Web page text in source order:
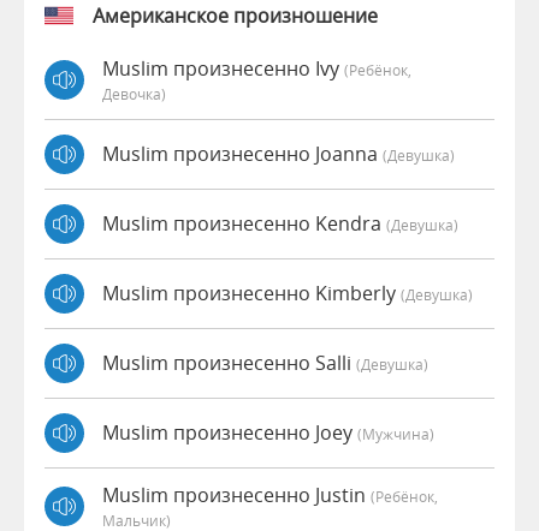
Американское произношение
Muslim произнесенно Ivy (Ребёнок,
Девочка)
Muslim произнесенно Joanna (девушка)
Muslim произнесенно Kendra (девушка)
Muslim произнесенно Kimberly (девушка)
Muslim произнесенно Salli (девушка)
Muslim произнесенно Joey (мужчина)
Muslim произнесенно Justin (Ребёнок,
Мальчик)